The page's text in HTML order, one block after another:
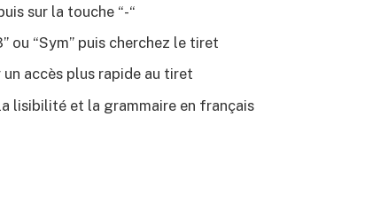
sur la touche “-“
ou “Sym” puis cherchez le tiret
accès plus rapide au tiret
lisibilité et la grammaire en français